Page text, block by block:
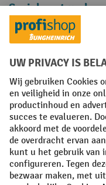
Sociale netwerken
Facebook
YouTube
LinkedInInstagram
Algemene
Privacyverklaring
All prices excl. VAT plus
if not stated otherwise.
¹ De korting is geldig